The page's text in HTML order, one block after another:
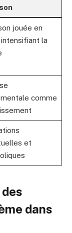
jouée en
la
comme
et
dans